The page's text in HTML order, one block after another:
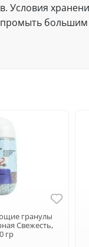
Условия
промыть
гранулы
Свежесть,
гр